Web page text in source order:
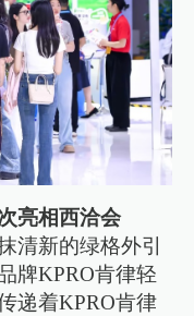
亮相西洽会
清新的绿格外引
牌KPRO肯律轻
递着KPRO肯律